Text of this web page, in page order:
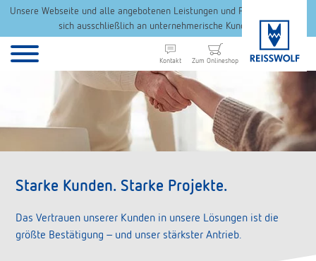
Unsere Webseite und alle angebotenen Leistungen und Produkte richten
sich ausschließlich an unternehmerische Kunden.
Kontakt Zum Onlineshop
Starke Kunden. Starke Projekte.
Das Vertrauen unserer Kunden in unsere Lösungen ist die
größte Bestätigung – und unser stärkster Antrieb.